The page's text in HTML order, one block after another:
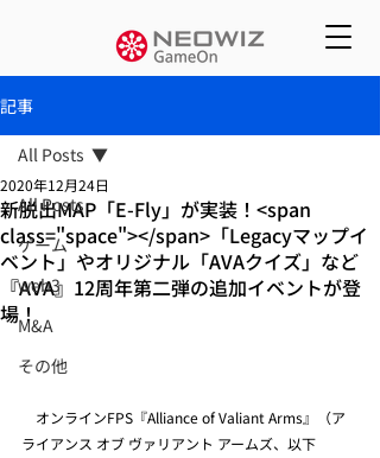
記事
All Posts
ゲーム
web3
M&A
その他
All Posts
新脱出MAP「E-Fly」が実装！<span
class="space"></span>「Legacyマップイ
ベント」やオリジナル「AVAクイズ」など
『AVA』12周年第二弾の追加イベントが登
場！
2020年12月24日
オンラインFPS『Alliance of Valiant Arms』（ア
ライアンス オブ ヴァリアント アームズ、以下